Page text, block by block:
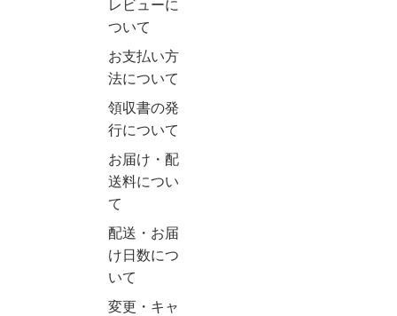
レビューに
ついて
お支払い方
法について
領収書の発
行について
お届け・配
送料につい
て
配送・お届
け日数につ
いて
変更・キャ